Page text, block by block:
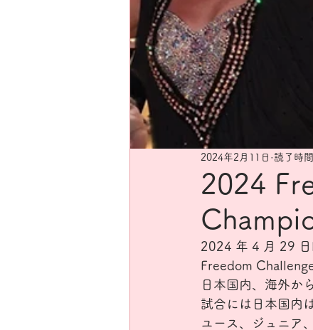
2024
2024年2月11日 読了時
2024 年 4 月 29
Freedom
日本国内、海外か
試合には日本国内
ユース、ジュニア